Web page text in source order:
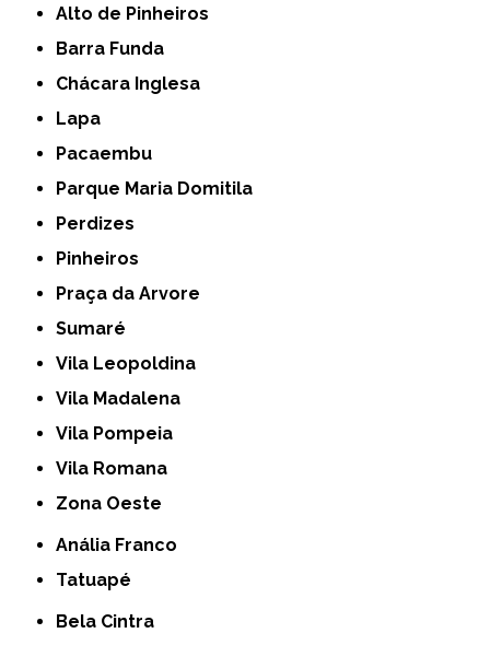
Alto de Pinheiros
Barra Funda
Chácara Inglesa
Lapa
Pacaembu
Parque Maria Domitila
Perdizes
Pinheiros
Praça da Arvore
Sumaré
Vila Leopoldina
Vila Madalena
Vila Pompeia
Vila Romana
Zona Oeste
Anália Franco
Tatuapé
Bela Cintra